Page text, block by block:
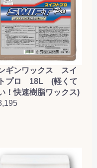
ギンワックス スイ
プロ 18L (軽くて
！快速樹脂ワックス)